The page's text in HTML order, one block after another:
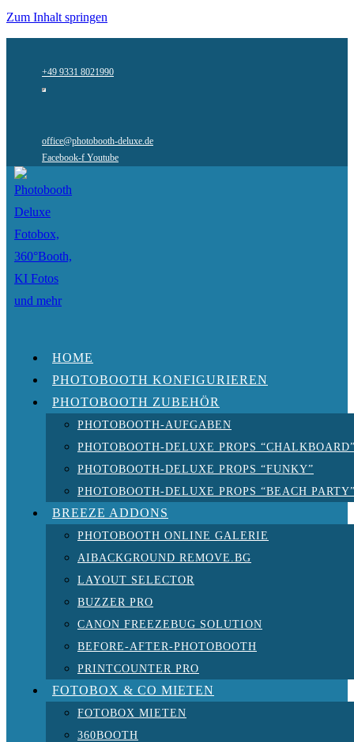
Zum Inhalt springen
+49 9331 8021990
office@photobooth-deluxe.de
Facebook-f Youtube
HOME
PHOTOBOOTH KONFIGURIEREN
PHOTOBOOTH ZUBEHÖR
PHOTOBOOTH-AUFGABEN
PHOTOBOOTH-DELUXE PROPS
PHOTOBOOTH-DELUXE PROPS “FUNKY”
PHOTOBOOTH-DELUXE PROPS “BEACH
BREEZE ADDONS
PHOTOBOOTH ONLINE GALERIE
AIBACKGROUND REMOVE.BG
LAYOUT SELECTOR
BUZZER PRO
CANON FREEZEBUG SOLUTION
BEFORE-AFTER-PHOTOBOOTH
PRINTCOUNTER PRO
FOTOBOX & CO MIETEN
FOTOBOX MIETEN
360BOOTH